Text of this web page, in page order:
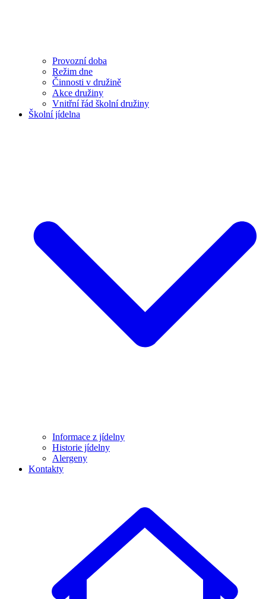
Provozní doba
Režim dne
Činnosti v družině
Akce družiny
Vnitřní řád školní družiny
Školní jídelna
Informace z jídelny
Historie jídelny
Alergeny
Kontakty